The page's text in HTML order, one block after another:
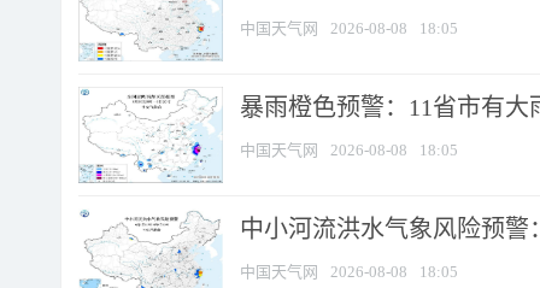
中国天气网 2026-08-08 18:05
暴雨橙色预警：11省市有
中国天气网 2026-08-08 18:05
中小河流洪水气象风险预
中国天气网 2026-08-08 18:05